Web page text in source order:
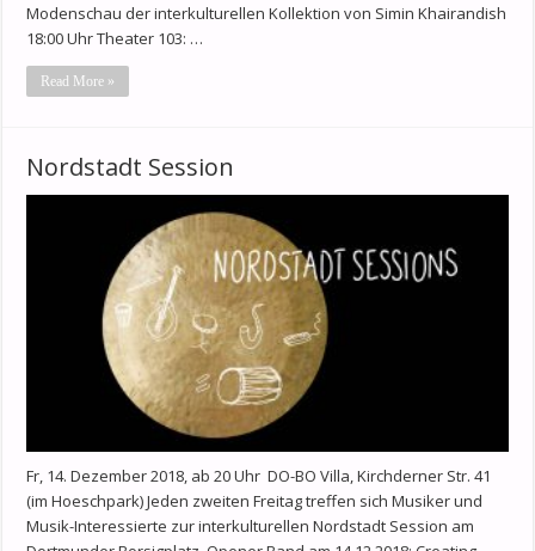
Modenschau der interkulturellen Kollektion von Simin Khairandish
18:00 Uhr Theater 103: …
Read More »
Nordstadt Session
Fr, 14. Dezember 2018, ab 20 Uhr DO-BO Villa, Kirchderner Str. 41
(im Hoeschpark) Jeden zweiten Freitag treffen sich Musiker und
Musik-Interessierte zur interkulturellen Nordstadt Session am